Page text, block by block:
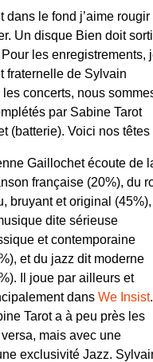
dans le fond j’aime rougir
Un disque Bien doit
les enregistrements,
fraternelle de Sylvain
concerts, nous
par Sabine Tarot
(batterie). Voici nos têtes
Gaillochet écoute de
française (20%), du
bruyant et original
dite sérieuse
et contemporaine
et du jazz dit moderne
Il joue par ailleurs et
dans We Insist.
Tarot a à peu près les
mais avec une
exclusivité Jazz.